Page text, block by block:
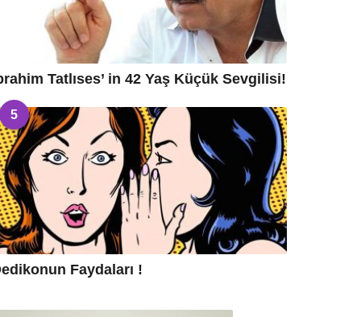
Tatlıses’ in 42 Yaş Küçük Sevgilisi!
5
Faydaları !